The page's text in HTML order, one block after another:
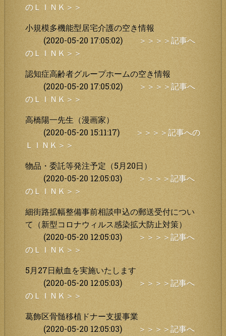
のＬＩＮＫ＞＞
小規模多機能型居宅介護の空き情報
(2020-05-20 17:05:02)
＞＞＞＞記事へ
のＬＩＮＫ＞＞
認知症高齢者グループホームの空き情報
(2020-05-20 17:05:02)
＞＞＞＞記事へ
のＬＩＮＫ＞＞
高橋陽一先生（漫画家）
(2020-05-20 15:11:17)
＞＞＞＞記事への
ＬＩＮＫ＞＞
物品・委託等発注予定（5月20日）
(2020-05-20 12:05:03)
＞＞＞＞記事へ
のＬＩＮＫ＞＞
細街路拡幅整備事前相談申込の郵送受付につい
て（新型コロナウィルス感染拡大防止対策）
(2020-05-20 12:05:03)
＞＞＞＞記事へ
のＬＩＮＫ＞＞
5月27日献血を実施いたします
(2020-05-20 12:05:03)
＞＞＞＞記事へ
のＬＩＮＫ＞＞
葛飾区骨髄移植ドナー支援事業
(2020-05-20 12:05:03)
＞＞＞＞記事へ